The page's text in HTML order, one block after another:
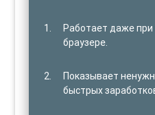
Работает даже
браузере.
Показывает
быстрых